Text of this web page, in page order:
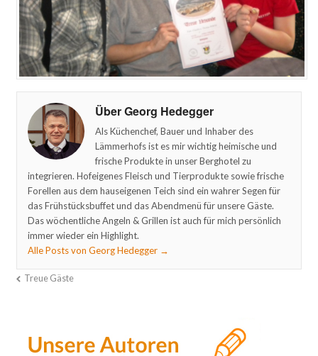
Über Georg Hedegger
Als Küchenchef, Bauer und Inhaber des
Lämmerhofs ist es mir wichtig heimische und
frische Produkte in unser Berghotel zu
integrieren. Hofeigenes Fleisch und Tierprodukte sowie frische
Forellen aus dem hauseigenen Teich sind ein wahrer Segen für
das Frühstücksbuffet und das Abendmenü für unsere Gäste.
Das wöchentliche Angeln & Grillen ist auch für mich persönlich
immer wieder ein Highlight.
Alle Posts von Georg Hedegger →
Treue Gäste